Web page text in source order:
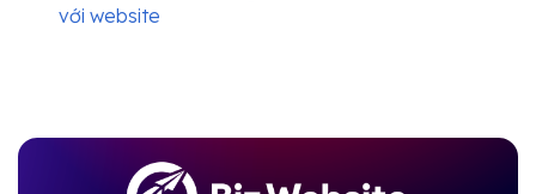
với website